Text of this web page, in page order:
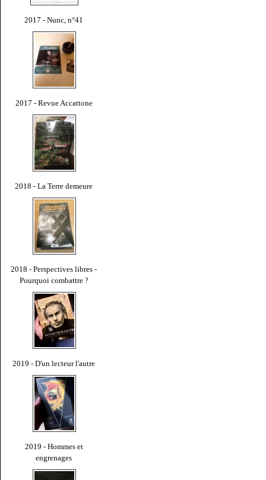
2017 - Nunc, n°41
2017 - Revue Accattone
2018 - La Terre demeure
2018 - Perspectives libres -
Pourquoi combattre ?
2019 - D'un lecteur l'autre
2019 - Hommes et
engrenages